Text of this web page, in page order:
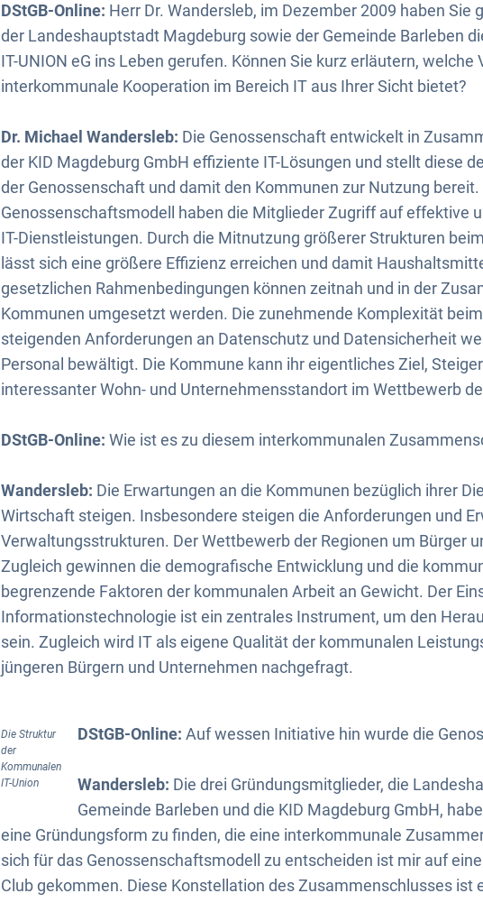
DStGB-Online: Herr Dr. Wandersleb, im Dezember 2009 haben Sie
der Landeshauptstadt Magdeburg sowie der Gemeinde Barleben
IT-UNION eG ins Leben gerufen. Können Sie kurz erläutern, welche
interkommunale Kooperation im Bereich IT aus Ihrer Sicht bietet?
Dr. Michael Wandersleb: Die Genossenschaft entwickelt in
der KID Magdeburg GmbH effiziente IT-Lösungen und stellt diese
der Genossenschaft und damit den Kommunen zur Nutzung bereit.
Genossenschaftsmodell haben die Mitglieder Zugriff auf effektive
IT-Dienstleistungen. Durch die Mitnutzung größerer Strukturen
lässt sich eine größere Effizienz erreichen und damit
gesetzlichen Rahmenbedingungen können zeitnah und in der
Kommunen umgesetzt werden. Die zunehmende Komplexität
steigenden Anforderungen an Datenschutz und Datensicherheit
Personal bewältigt. Die Kommune kann ihr eigentliches Ziel,
interessanter Wohn- und Unternehmensstandort im Wettbewerb
DStGB-Online: Wie ist es zu diesem interkommunalen
Wandersleb: Die Erwartungen an die Kommunen bezüglich ihrer
Wirtschaft steigen. Insbesondere steigen die Anforderungen und
Verwaltungsstrukturen. Der Wettbewerb der Regionen um Bürger
Zugleich gewinnen die demografische Entwicklung und die
begrenzende Faktoren der kommunalen Arbeit an Gewicht. Der
Informationstechnologie ist ein zentrales Instrument, um den
sein. Zugleich wird IT als eigene Qualität der kommunalen
jüngeren Bürgern und Unternehmen nachgefragt.
Die Struktur
der
Kommunalen
IT-Union
DStGB-Online: Auf wessen Initiative hin wurde die
Wandersleb: Die drei Gründungsmitglieder, die
Gemeinde Barleben und die KID Magdeburg GmbH,
eine Gründungsform zu finden, die eine interkommunale
sich für das Genossenschaftsmodell zu entscheiden ist mir auf
Club gekommen. Diese Konstellation des Zusammenschlusses ist